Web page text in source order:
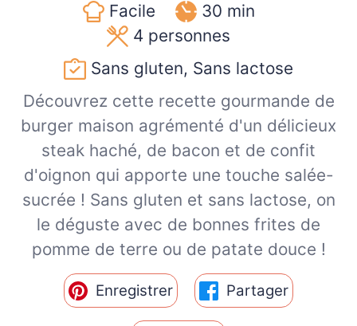
Facile
30 min
4 personnes
Sans gluten, Sans lactose
Découvrez cette recette gourmande de
burger maison agrémenté d'un délicieux
steak haché, de bacon et de confit
d'oignon qui apporte une touche salée-
sucrée ! Sans gluten et sans lactose, on
le déguste avec de bonnes frites de
pomme de terre ou de patate douce !
Enregistrer Partager